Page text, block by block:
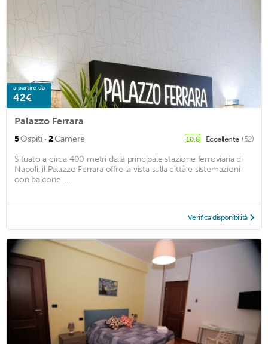
a partire da
42€
Palazzo Ferrara
5Ospiti · 2Camere 10,8 Eccellente (52)
Situato a circa 400 metri dalla principale stazione ferroviaria di
Napoli, il Palazzo Ferrara offre la vista sulla città e sistemazioni
con balcone. ...
Verifica disponibilità